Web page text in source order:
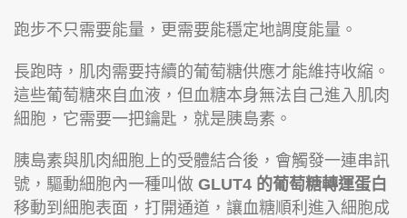
跑步不只需要能量，更需要能穩定地調度能量。
長跑時，肌肉需要持續的葡萄糖供應才能維持收縮。
這些葡萄糖來自血液，但血糖本身無法自己進入肌肉
細胞，它需要一把鑰匙，就是胰島素。
胰島素與肌肉細胞上的受體結合後，會觸發一連串訊
號，驅動細胞內一種叫做 GLUT4 的葡萄糖轉運蛋白
移動到細胞表面，打開通道，讓血糖順利進入細胞成